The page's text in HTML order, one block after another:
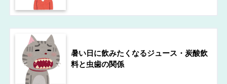
暑い日に飲みたくなるジュース・炭酸飲
料と虫歯の関係